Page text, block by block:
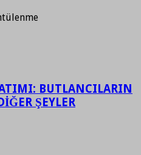
BUTLANCILARIN
ŞEYLER